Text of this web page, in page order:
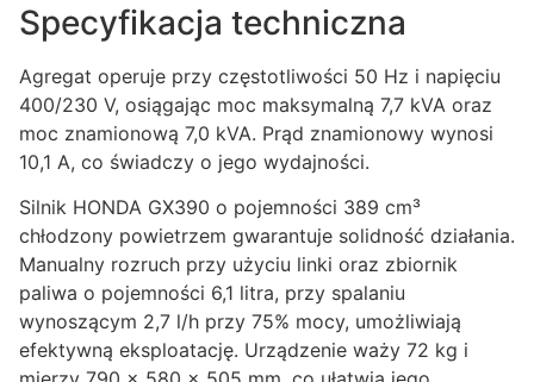
Specyfikacja techniczna
Agregat operuje przy częstotliwości 50 Hz i napięciu
400/230 V, osiągając moc maksymalną 7,7 kVA oraz
moc znamionową 7,0 kVA. Prąd znamionowy wynosi
10,1 A, co świadczy o jego wydajności.
Silnik HONDA GX390 o pojemności 389 cm³
chłodzony powietrzem gwarantuje solidność działania.
Manualny rozruch przy użyciu linki oraz zbiornik
paliwa o pojemności 6,1 litra, przy spalaniu
wynoszącym 2,7 l/h przy 75% mocy, umożliwiają
efektywną eksploatację. Urządzenie waży 72 kg i